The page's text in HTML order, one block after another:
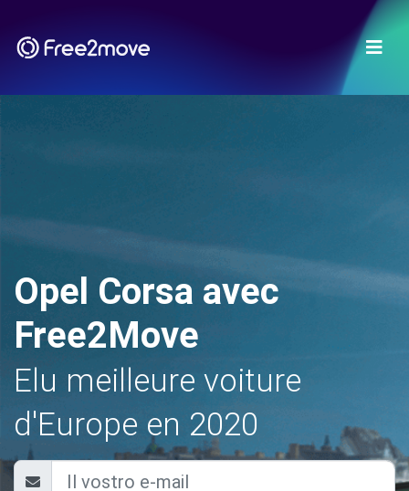
Opel Corsa avec
Free2Move
Elu meilleure voiture
d'Europe en 2020